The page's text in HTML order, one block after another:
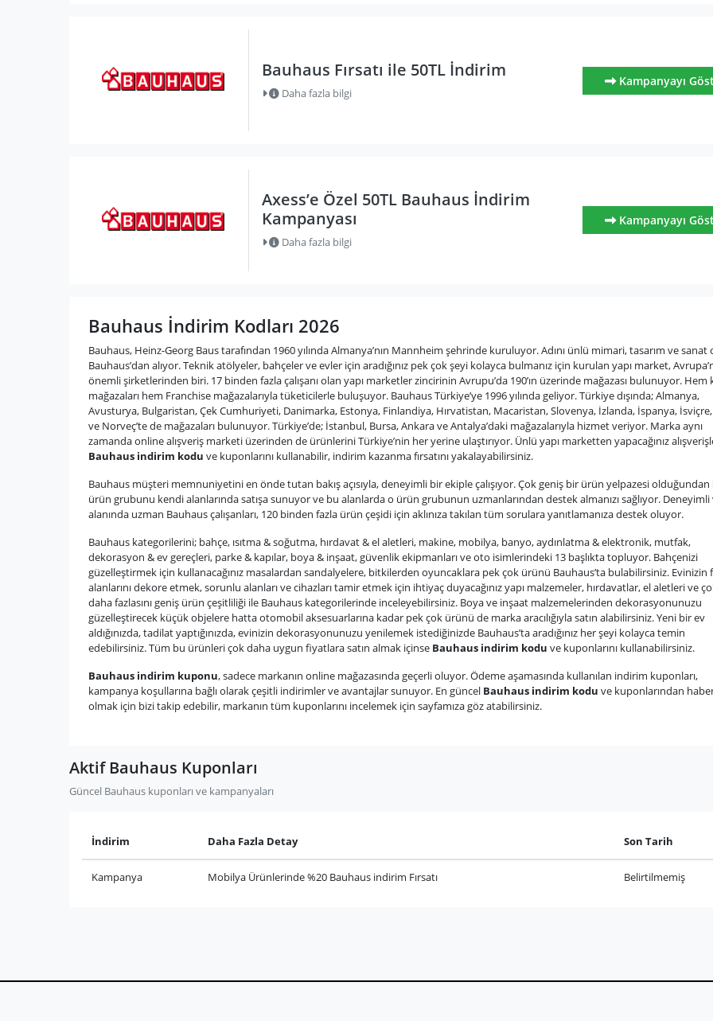
Bauhaus Fırsatı ile 50TL İndirim
Daha fazla bilgi
Kampanyayı
Axess’e Özel 50TL Bauhaus İndirim
Kampanyası
Daha fazla bilgi
Kampanyayı
Bauhaus İndirim Kodları 2026
Bauhaus, Heinz-Georg Baus tarafından 1960 yılında Almanya’nın Mannheim şehrinde kuruluyor. Adını ünlü mimari, tasarım ve sanat
Bauhaus’dan alıyor. Teknik atölyeler, bahçeler ve evler için aradığınız pek çok şeyi kolayca bulmanız için kurulan yapı market,
önemli şirketlerinden biri. 17 binden fazla çalışanı olan yapı marketler zincirinin Avrupu’da 190’ın üzerinde mağazası bulunuyor. Hem
mağazaları hem Franchise mağazalarıyla tüketicilerle buluşuyor. Bauhaus Türkiye’ye 1996 yılında geliyor. Türkiye dışında; Almanya,
Avusturya, Bulgaristan, Çek Cumhuriyeti, Danimarka, Estonya, Finlandiya, Hırvatistan, Macaristan, Slovenya, İzlanda, İspanya,
ve Norveç’te de mağazaları bulunuyor. Türkiye’de; İstanbul, Bursa, Ankara ve Antalya’daki mağazalarıyla hizmet veriyor. Marka aynı
zamanda online alışveriş marketi üzerinden de ürünlerini Türkiye’nin her yerine ulaştırıyor. Ünlü yapı marketten yapacağınız
Bauhaus indirim kodu ve kuponlarını kullanabilir, indirim kazanma fırsatını yakalayabilirsiniz.
Bauhaus müşteri memnuniyetini en önde tutan bakış açısıyla, deneyimli bir ekiple çalışıyor. Çok geniş bir ürün yelpazesi olduğundan
ürün grubunu kendi alanlarında satışa sunuyor ve bu alanlarda o ürün grubunun uzmanlarından destek almanızı sağlıyor. Deneyimli
alanında uzman Bauhaus çalışanları, 120 binden fazla ürün çeşidi için aklınıza takılan tüm sorulara yanıtlamanıza destek oluyor.
Bauhaus kategorilerini; bahçe, ısıtma & soğutma, hırdavat & el aletleri, makine, mobilya, banyo, aydınlatma & elektronik, mutfak,
dekorasyon & ev gereçleri, parke & kapılar, boya & inşaat, güvenlik ekipmanları ve oto isimlerindeki 13 başlıkta topluyor. Bahçenizi
güzelleştirmek için kullanacağınız masalardan sandalyelere, bitkilerden oyuncaklara pek çok ürünü Bauhaus’ta bulabilirsiniz. Evinizin
alanlarını dekore etmek, sorunlu alanları ve cihazları tamir etmek için ihtiyaç duyacağınız yapı malzemeler, hırdavatlar, el aletleri ve
daha fazlasını geniş ürün çeşitliliği ile Bauhaus kategorilerinde inceleyebilirsiniz. Boya ve inşaat malzemelerinden dekorasyonunuzu
güzelleştirecek küçük objelere hatta otomobil aksesuarlarına kadar pek çok ürünü de marka aracılığıyla satın alabilirsiniz. Yeni bir ev
aldığınızda, tadilat yaptığınızda, evinizin dekorasyonunuzu yenilemek istediğinizde Bauhaus’ta aradığınız her şeyi kolayca temin
edebilirsiniz. Tüm bu ürünleri çok daha uygun fiyatlara satın almak içinse Bauhaus indirim kodu ve kuponlarını kullanabilirsiniz.
Bauhaus indirim kuponu, sadece markanın online mağazasında geçerli oluyor. Ödeme aşamasında kullanılan indirim kuponları,
kampanya koşullarına bağlı olarak çeşitli indirimler ve avantajlar sunuyor. En güncel Bauhaus indirim kodu ve kuponlarından
olmak için bizi takip edebilir, markanın tüm kuponlarını incelemek için sayfamıza göz atabilirsiniz.
Aktif Bauhaus Kuponları
Güncel Bauhaus kuponları ve kampanyaları
İndirim Daha Fazla Detay Son Tarih
Kampanya Mobilya Ürünlerinde %20 Bauhaus indirim Fırsatı Belirtilmemiş